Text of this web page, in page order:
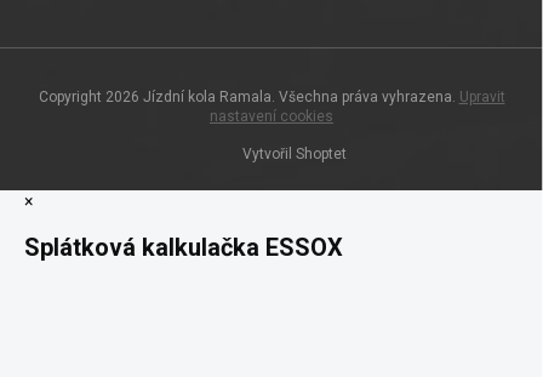
Vytvořil Shoptet
Copyright 2026 Jízdní kola Ramala. Všechna práva vyhrazena. Upravit
nastavení cookies
×
Splátková kalkulačka ESSOX